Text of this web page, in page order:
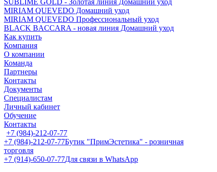
SUBLIME GOLD - Золотая линия Домашний уход
MIRIAM QUEVEDO Домашний уход
MIRIAM QUEVEDO Профессиональный уход
BLACK BACCARA - новая линия Домашний уход
Как купить
Компания
О компании
Команда
Партнеры
Контакты
Документы
Специалистам
Личный кабинет
Обучение
Контакты
+7 (984)-212-07-77
+7 (984)-212-07-77Бутик "ПримЭстетика" - розничная
торговля
+7 (914)-650-07-77Для связи в WhatsApp